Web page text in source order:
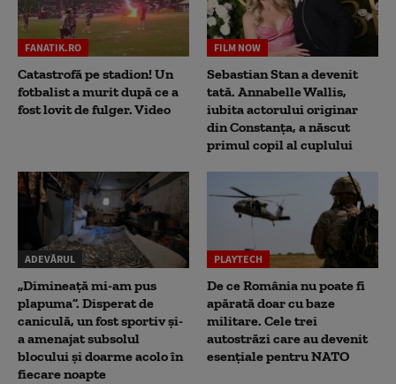
FANATIK.RO
Catastrofă pe stadion! Un
fotbalist a murit după ce a
fost lovit de fulger. Video
FILM NOW
Sebastian Stan a devenit
tată. Annabelle Wallis,
iubita actorului originar
din Constanța, a născut
primul copil al cuplului
ADEVĂRUL
„Dimineață mi-am pus
plapuma”. Disperat de
caniculă, un fost sportiv și-
a amenajat subsolul
blocului și doarme acolo în
fiecare noapte
PLAYTECH
De ce România nu poate fi
apărată doar cu baze
militare. Cele trei
autostrăzi care au devenit
esențiale pentru NATO